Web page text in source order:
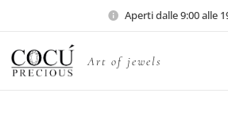
Aperti dalle 9:00 alle
Art of jewels